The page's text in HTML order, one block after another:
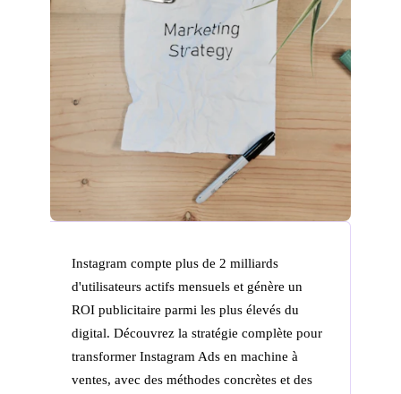
Instagram compte plus de 2 milliards
d'utilisateurs actifs mensuels et génère un
ROI publicitaire parmi les plus élevés du
digital. Découvrez la stratégie complète pour
transformer Instagram Ads en machine à
ventes, avec des méthodes concrètes et des